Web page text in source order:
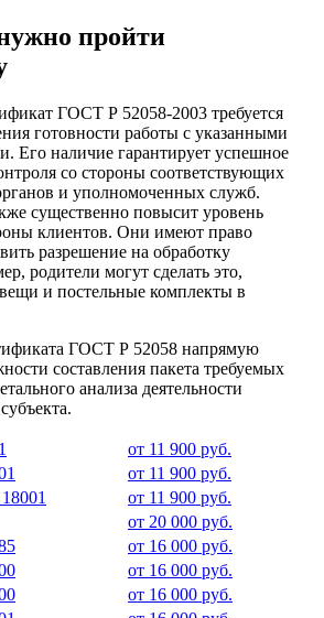
пройти
ГОСТ Р 52058-2003 требуется
готовности работы с указанными
Его наличие гарантирует успешное
со стороны соответствующих
и уполномоченных служб.
существенно повысит уровень
клиентов. Они имеют право
разрешение на обработку
родители могут сделать это,
вещи и постельные комплекты в
ГОСТ Р 52058 напрямую
составления пакета требуемых
анализа деятельности
от 11 900 руб.
от 11 900 руб.
от 11 900 руб.
от 20 000 руб.
от 16 000 руб.
от 16 000 руб.
от 16 000 руб.